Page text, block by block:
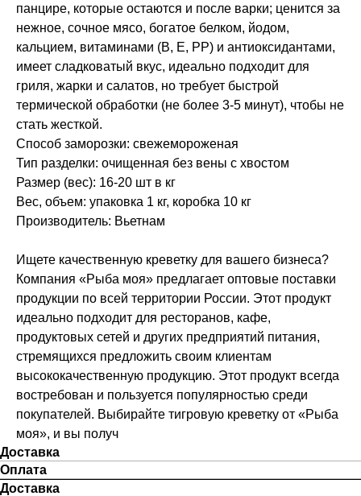
панцире, которые остаются и после варки; ценится за
нежное, сочное мясо, богатое белком, йодом,
кальцием, витаминами (B, E, PP) и антиоксидантами,
имеет сладковатый вкус, идеально подходит для
гриля, жарки и салатов, но требует быстрой
термической обработки (не более 3-5 минут), чтобы не
стать жесткой.
Способ заморозки: свежемороженая
Тип разделки: очищенная без вены с хвостом
Размер (вес): 16-20 шт в кг
Вес, объем: упаковка 1 кг, коробка 10 кг
Производитель: Вьетнам
Ищете качественную креветку для вашего бизнеса?
Компания «Рыба моя» предлагает оптовые поставки
продукции по всей территории России. Этот продукт
идеально подходит для ресторанов, кафе,
продуктовых сетей и других предприятий питания,
стремящихся предложить своим клиентам
высококачественную продукцию. Этот продукт всегда
востребован и пользуется популярностью среди
покупателей. Выбирайте тигровую креветку от «Рыба
моя», и вы получ
Доставка
Оплата
Доставка